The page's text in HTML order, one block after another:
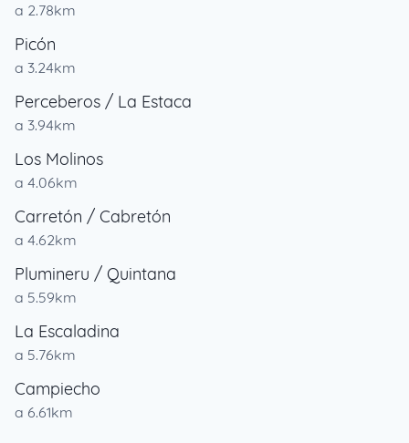
a 2.78km
Picón
a 3.24km
Perceberos / La Estaca
a 3.94km
Los Molinos
a 4.06km
Carretón / Cabretón
a 4.62km
Plumineru / Quintana
a 5.59km
La Escaladina
a 5.76km
Campiecho
a 6.61km